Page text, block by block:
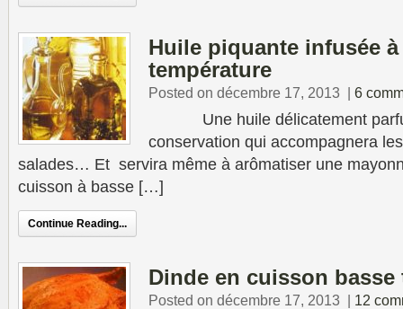
Huile piquante infusée à
température
Posted on décembre 17, 2013 | 6
Une huile délicatement
conservation qui accompagnera
salades… Et servira même à arômatiser une
cuisson à basse […]
Continue Reading...
Dinde en cuisson basse
Posted on décembre 17, 2013 | 12